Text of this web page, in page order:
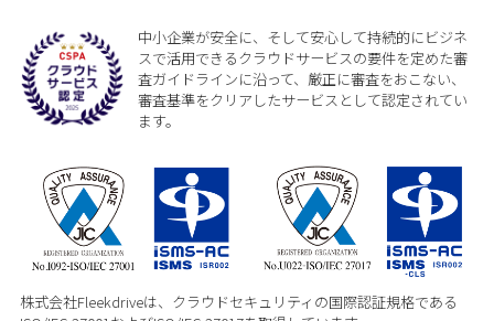
中小企業が安全に、そして安心して持続的にビジネ
スで活用できるクラウドサービスの要件を定めた審
査ガイドラインに沿って、厳正に審査をおこない、
審査基準をクリアしたサービスとして認定されてい
ます。
株式会社Fleekdriveは、クラウドセキュリティの国際認証規格である